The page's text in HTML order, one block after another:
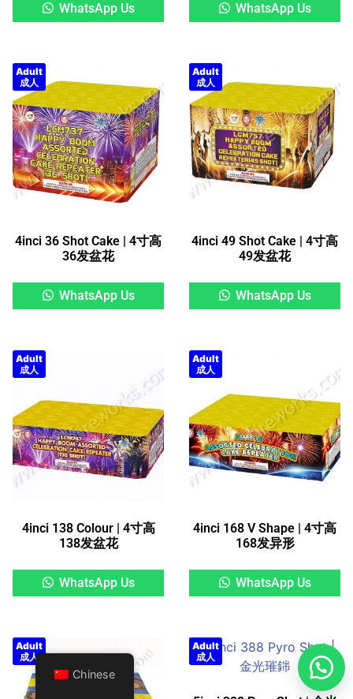
WhatsApp Us WhatsApp Us
Adult
成人
4inci 36 Shot Cake | 4寸高
36发盆花
WhatsApp Us
Adult
成人
4inci 49 Shot Cake | 4寸高
49发盆花
WhatsApp Us
Adult
成人
4inci 138 Colour | 4寸高
138发盆花
WhatsApp Us
Adult
成人
4inci 168 V Shape | 4寸高
168发异形
WhatsApp Us
Adult
成人
Adult
成人
Chinese